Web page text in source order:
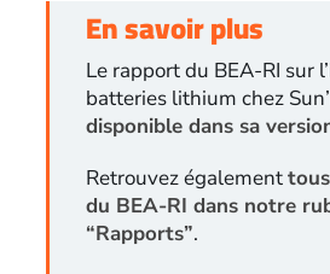
En savoir plus
Le rapport du BEA-RI sur
batteries lithium chez
disponible dans sa
Retrouvez également
du BEA-RI dans notre
“Rapports”.